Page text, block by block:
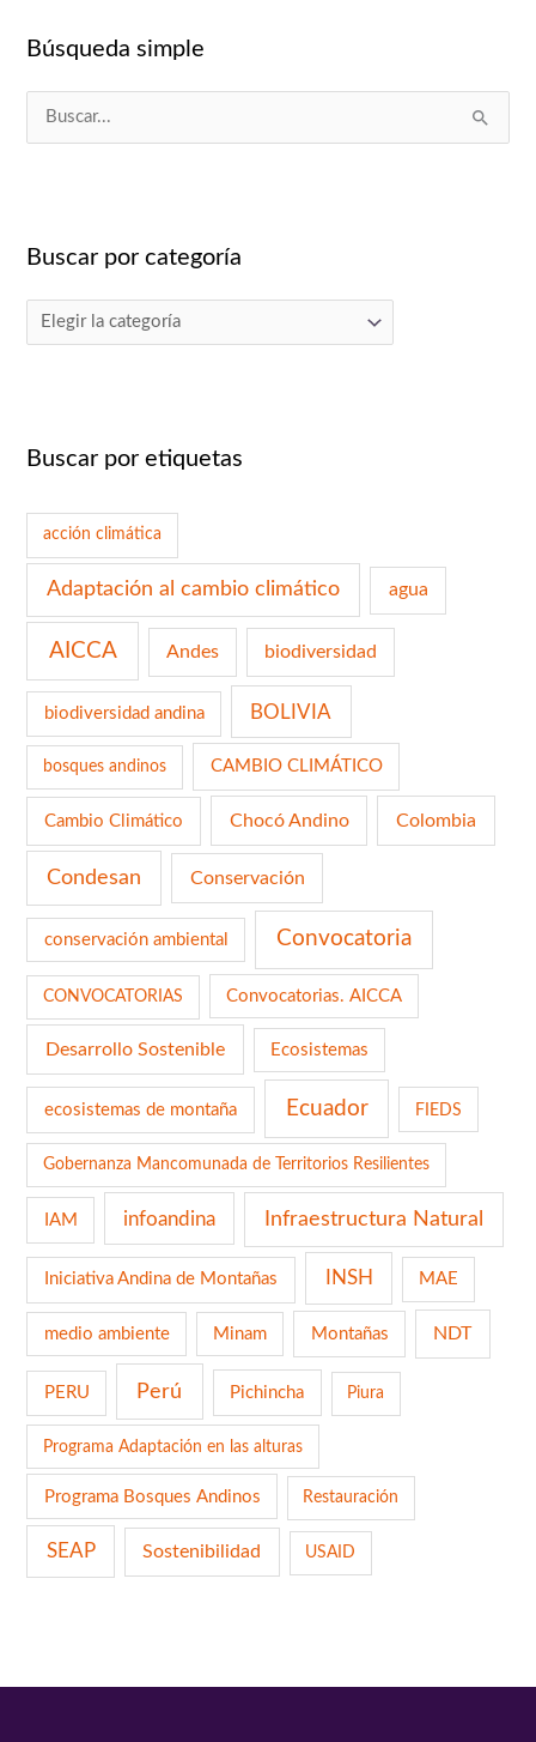
Búsqueda simple
a
r
Buscar por categoría
Buscar por etiquetas
acción climática
Adaptación al cambio climático agua
AICCA Andes biodiversidad
biodiversidad andina BOLIVIA
bosques andinos CAMBIO CLIMÁTICO
Cambio Climático Chocó Andino Colombia
Condesan Conservación
conservación ambiental Convocatoria
CONVOCATORIAS Convocatorias. AICCA
Desarrollo Sostenible Ecosistemas
ecosistemas de montaña Ecuador FIEDS
Gobernanza Mancomunada de Territorios Resilientes
IAM infoandina Infraestructura Natural
Iniciativa Andina de Montañas INSH MAE
medio ambiente Minam Montañas NDT
PERU Perú Pichincha Piura
Programa Adaptación en las alturas
Programa Bosques Andinos Restauración
SEAP Sostenibilidad USAID